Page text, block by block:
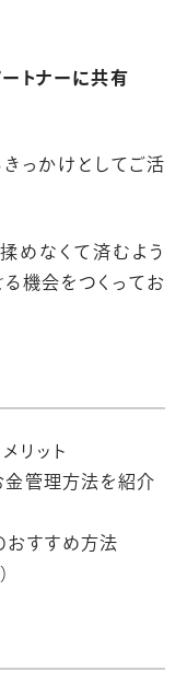
ートナーに共有
っかけとしてご活
めなくて済むよう
機会をつくってお
リット
金管理方法を紹介
おすすめ方法